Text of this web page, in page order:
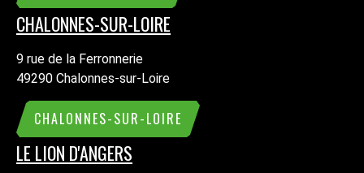
CHALONNES-SUR-LOIRE
9 rue de la Ferronnerie
49290 Chalonnes-sur-Loire
CHALONNES-SUR-LOIRE
LE LION D'ANGERS